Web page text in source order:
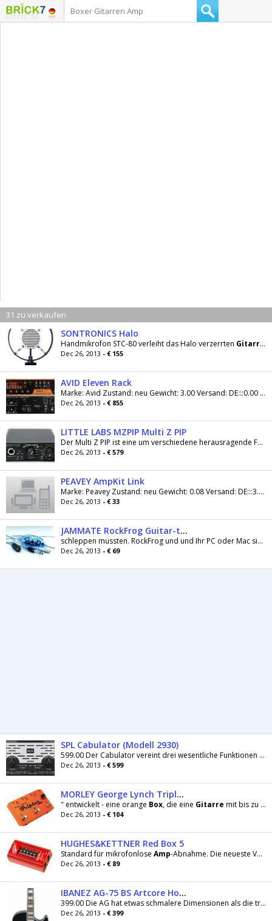
31 zu verkaufen
SONTRONICS Halo
Handmikrofon STC-80 verleiht das Halo verzerrten Gitarren
Dec 26, 2013 - € 155
AVID Eleven Rack
Marke: Avid Zustand: neu Gewicht: 3.00 Versand: DE:::0.00 Preis inkl. MwSt, zzgl. Versandkosten: 855.00 Vom 01.10 bis zum 30.06.2012 spendiert Avid...
Dec 26, 2013 - € 855
LITTLE LABS MZPIP Multi Z PIP
Der Multi Z PIP ist eine um verschiedene herausragende Funktionen erweiterte DI-
Dec 26, 2013 - € 579
PEAVEY AmpKit Link
Marke: Peavey Zustand: neu Gewicht: 0.08 Versand: DE:::3.00 Preis inkl. MwSt, zzgl. Versandkosten: 33.00 Das Peavey AmpKit LiNK ist ein Hi-Fi Audio...
Dec 26, 2013 - € 33
JAMMATE RockFrog Guitar-to-USB-Audiointerface inkl
schleppen mussten. RockFrog und und Ihr PC oder Mac sind Ihr neuer Verstärker. Einfach die
Dec 26, 2013 - € 69
SPL Cabulator (Modell 2930)
599.00 Der Cabulator vereint drei wesentliche Funktionen für E-
Dec 26, 2013 - € 599
MORLEY George Lynch Tripler Splitter
" entwickelt - eine orange Box, die eine Gitarre mit bis zu drei Amps verbindet. Schaltbar ist jede denkbare
Dec 26, 2013 - € 104
HUGHES&KETTNER Red Box 5
Standard für mikrofonlose Amp-Abnahme. Die neueste Version unserer preisgekrönten DI-
Dec 26, 2013 - € 89
IBANEZ AG-75 BS Artcore Hollowbody
399.00 Die AG hat etwas schmalere Dimensionen als die traditionellen
Dec 26, 2013 - € 399